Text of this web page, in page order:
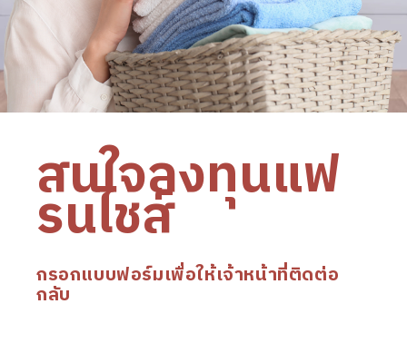
สนใจลงทุนแฟ
รนไชส์
กรอกแบบฟอร์มเพื่อให้เจ้าหน้าที่ติดต่อ
กลับ